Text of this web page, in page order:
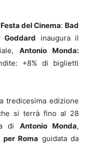
Festa del Cinema: Bad
Goddard inaugura il
Antonio Monda:
+8% di biglietti
tredicesima edizione
si terrà fino al 28
di Antonio Monda,
per Roma guidata da